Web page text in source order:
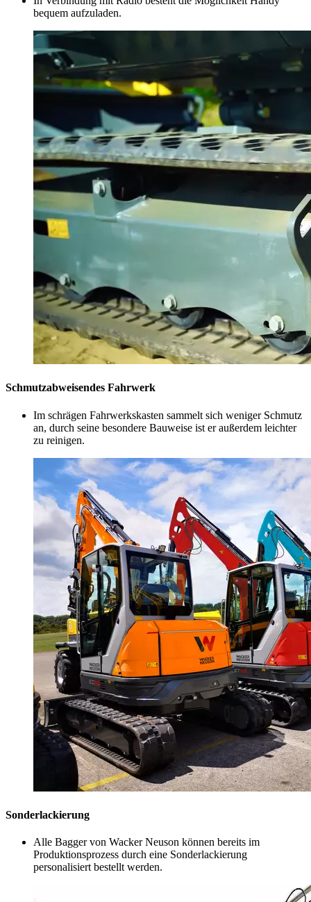
bequem aufzuladen.
Schmutzabweisendes Fahrwerk
Im schrägen Fahrwerkskasten sammelt sich weniger Schmutz
an, durch seine besondere Bauweise ist er außerdem leichter
zu reinigen.
Sonderlackierung
Alle Bagger von Wacker Neuson können bereits im
Produktionsprozess durch eine Sonderlackierung
personalisiert bestellt werden.